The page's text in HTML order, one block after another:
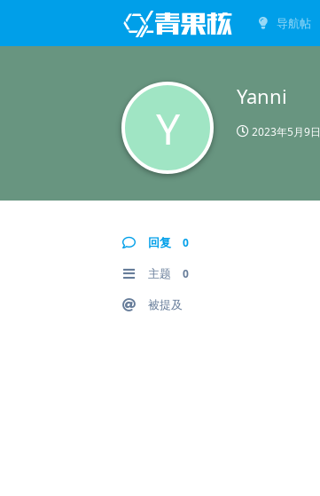
导航帖
Y
Yanni
2023年5月9日
回复 0
主题 0
被提及